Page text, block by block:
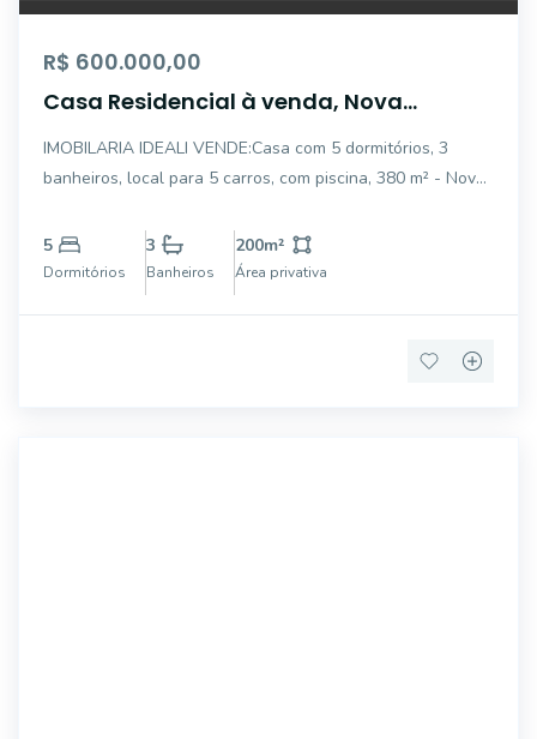
R$ 600.000,00
Casa Residencial à venda, Nova
IMOBILARIA IDEALI VENDE:Casa com 5 dormitórios, 3
banheiros, local para 5 carros, com piscina, 380 m² - Nova
passa na frente, próximo ao mercado, escola, restaurantes
e lojas. FALE CONOSCO E SAIBA
5
Dormitórios
3
Banheiros
200m²
Área privativa